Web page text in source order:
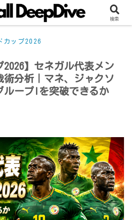
カップ2026
2026】セネガル代表メン
術分析｜マネ、ジャクソ
ループIを突破できるか
検索